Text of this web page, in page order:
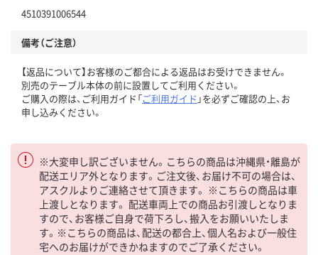
4510391006544
備考（ご注意）
【返品について】お客様のご都合による返品はお受けできません。
別売のテーブル本体の前に設置してご利用ください。
ご購入の際は、ご利用ガイド「ご利用ガイド 」を必ずご確認の上、お
申し込みください。
※大変申し訳ございません。こちらの商品は沖縄県・離島が
配送エリア外となります。ご注文後、お届け不可の場合は、
アスクルよりご連絡させて頂きます。 ※こちらの商品は車
上渡しとなります。 配送車両上での商品お引渡しとなりま
すので、お客様ご自身で荷下ろし、搬入をお願いいたしま
す。※こちらの商品は、配送の都合上、個人名および一般住
宅へのお届けができかねますのでご了承ください。